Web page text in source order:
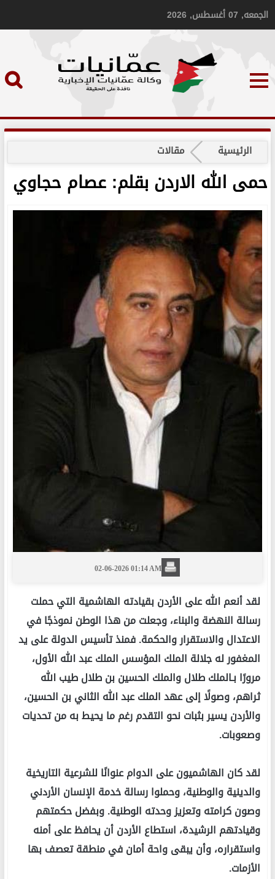
الجمعه, 07 أغسطس, 2026
الرئيسية مقالات
حمى الله الاردن بقلم: عصام حجاوي
02-06-2026 01:14 AM
لقد أنعم الله على الأردن بقيادته الهاشمية التي حملت
رسالة النهضة والبناء، وجعلت من هذا الوطن نموذجًا في
الاعتدال والاستقرار والحكمة. فمنذ تأسيس الدولة على يد
المغفور له جلالة الملك المؤسس الملك عبد الله الأول،
مرورًا بـالملك طلال والملك الحسين بن طلال طيب الله
ثراهم، وصولًا إلى عهد الملك عبد الله الثاني بن الحسين،
والأردن يسير بثبات نحو التقدم رغم ما يحيط به من تحديات
وصعوبات.
لقد كان الهاشميون على الدوام عنوانًا للشرعية التاريخية
والدينية والوطنية، وحملوا رسالة خدمة الإنسان الأردني
وصون كرامته وتعزيز وحدته الوطنية. وبفضل حكمتهم
وقيادتهم الرشيدة، استطاع الأردن أن يحافظ على أمنه
واستقراره، وأن يبقى واحة أمان في منطقة تعصف بها
الأزمات.